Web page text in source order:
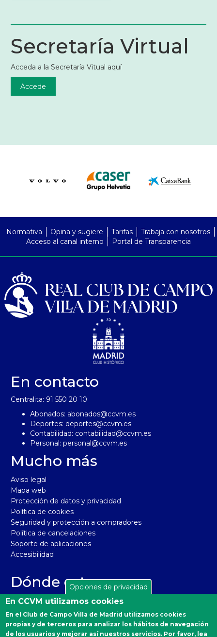
Secretaría Virtual
Acceda a la Secretaría Vitual aquí
Accede
Normativa
Opina y sugiere Tarifas
Trabaja con nosotros
Acceso al canal interno
Portal de Transparencia
En contacto
Centralita: 91 550 20 10
Abonados: abonados@ccvm.es
Deportes: deportes@ccvm.es
Contabilidad: contabilidad@ccvm.es
Personal:personal@ccvm.es
Mucho más
Aviso legal
Mapa web
Protección de datos y privacidad
Política de cookies
Seguridad y protección a compradores
Política de cancelaciones
Soporte de aplicaciones
Accesibilidad
Dónde estamos
El Real Club de Campo Villa de Madrid está situado en la
Moncloa-Aravaca.
Autobuses desde Moncloa: 160, 161 y A.
Opciones de privacidad
En CCVM utilizamos cookies
En el Club de Campo Villa de Madrid utilizamos cookies
propias y de terceros para analizar los hábitos de navegación
de los usuarios y mejorar así nuestros servicios. Por favor, lea